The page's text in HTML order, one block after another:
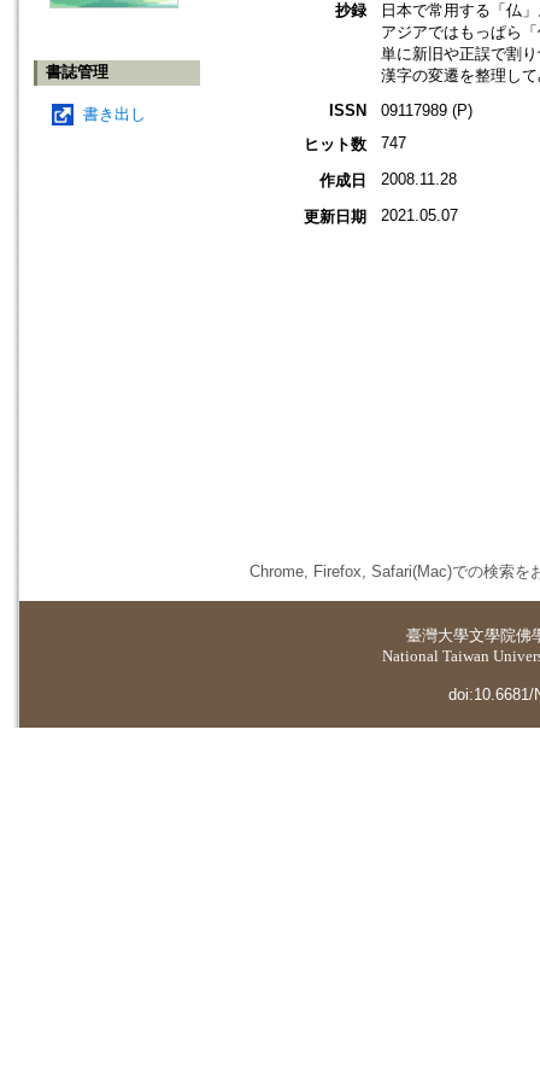
書誌管理
書き出し
抄録
日本で常用する「仏
アジアではもっぱら
単に新旧や正誤で割
漢字の変遷を整理し
ISSN
09117989 (P)
ヒット数
747
作成日 2008.11.28
更新日期 2021.05.07
Chrome, Firefox, Safari(Mac)での検索を
臺灣大學文學院佛
National Taiwan
doi:10.6681/